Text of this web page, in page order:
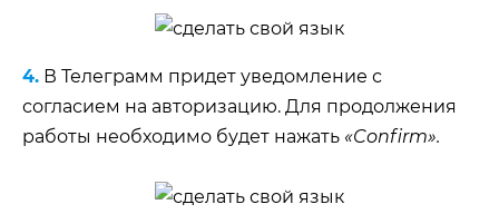
4. В Телеграмм придет уведомление с
согласием на авторизацию. Для продолжения
работы необходимо будет нажать «Confirm».